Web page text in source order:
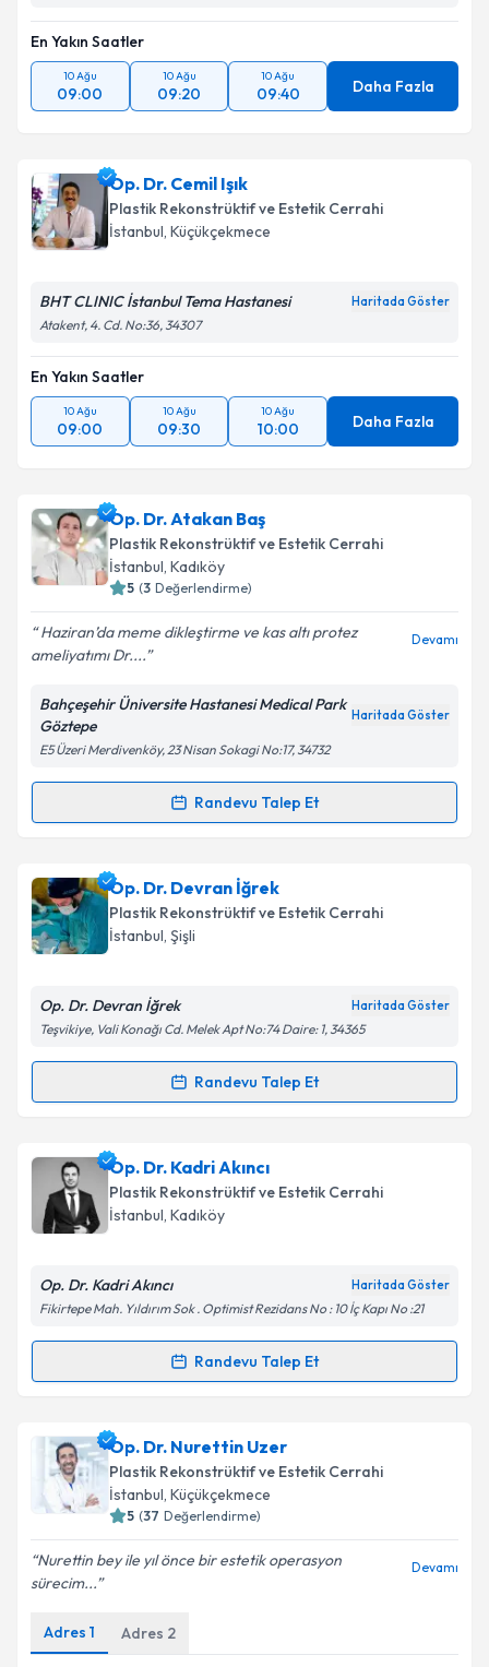
En Yakın Saatler
10 Ağu
09:00
10 Ağu
09:20
10 Ağu
09:40 Daha Fazla
Op. Dr. Cemil Işık
Plastik Rekonstrüktif ve Estetik Cerrahi
İstanbul, Küçükçekmece
BHT CLINIC İstanbul Tema Hastanesi Haritada Göster
Atakent, 4. Cd. No:36, 34307
En Yakın Saatler
10 Ağu
09:00
10 Ağu
09:30
10 Ağu
10:00 Daha Fazla
Op. Dr. Atakan Baş
Plastik Rekonstrüktif ve Estetik Cerrahi
İstanbul, Kadıköy
5 (3 Değerlendirme)
Haziran’da meme dikleştirme ve kas altı protez
ameliyatımı Dr....
Devamı
Bahçeşehir Üniversite Hastanesi Medical Park
Göztepe
Haritada Göster
E5 Üzeri Merdivenköy, 23 Nisan Sokagi No:17, 34732
Randevu Talep Et
Randevu Takvimi Talebi
Op. Dr. Atakan Başiçin randevu takvimi talebi
oluşturun. Size bu uzmandan randevu almanız için bir
takvim hazırlandığında e-posta ile bilgilendireceğiz.
Kişisel verilerimin işlenmesine ilişkin
Metni'ni okudum ve kişisel verilerimin belirtilen
Takvim Talebini Gönder
Op. Dr. Devran İğrek
Plastik Rekonstrüktif ve Estetik Cerrahi
İstanbul, Şişli
Op. Dr. Devran İğrek Haritada Göster
Teşvikiye, Vali Konağı Cd. Melek Apt No:74 Daire: 1, 34365
Randevu Talep Et
Randevu Takvimi Talebi
Op. Dr. Devran İğrekiçin randevu takvimi talebi
oluşturun. Size bu uzmandan randevu almanız için bir
takvim hazırlandığında e-posta ile bilgilendireceğiz.
Kişisel verilerimin işlenmesine ilişkin
Metni'ni okudum ve kişisel verilerimin belirtilen
Takvim Talebini Gönder
Op. Dr. Kadri Akıncı
Plastik Rekonstrüktif ve Estetik Cerrahi
İstanbul, Kadıköy
Op. Dr. Kadri Akıncı Haritada Göster
Fikirtepe Mah. Yıldırım Sok . Optimist Rezidans No : 10 İç Kapı No :21
Randevu Talep Et
Randevu Takvimi Talebi
Op. Dr. Kadri Akıncıiçin randevu takvimi talebi
oluşturun. Size bu uzmandan randevu almanız için bir
takvim hazırlandığında e-posta ile bilgilendireceğiz.
Kişisel verilerimin işlenmesine ilişkin
Metni'ni okudum ve kişisel verilerimin belirtilen
Op. Dr. Nurettin Uzer
Plastik Rekonstrüktif ve Estetik Cerrahi
İstanbul, Küçükçekmece
5 (37 Değerlendirme)
Nurettin bey ile yıl önce bir estetik operasyon
sürecim...
Devamı
Adres 1 Adres 2